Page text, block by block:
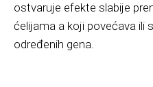
ostvaruje efekte slabije
ćelijama a koji povećava ili
određenih gena.